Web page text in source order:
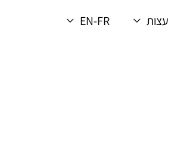
עצות EN-FR